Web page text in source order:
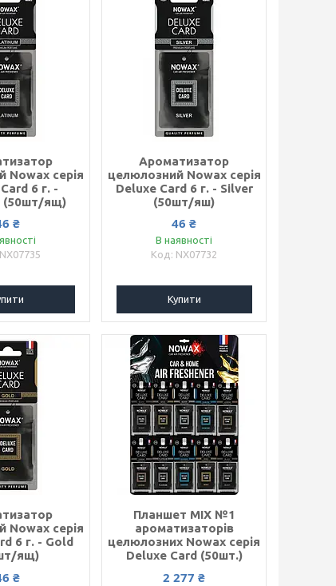
Nowax серія
6 г. -
(50шт/ящ)
₴
NX07735
Ароматизатор
целюлозний Nowax серія
Deluxe Card 6 г. - Silver
(50шт/яш)
46 ₴
В наявності
NX07732
Купити
Nowax серія
6 г. - Gold
ящ)
₴
Планшет MIX №1
ароматизаторів
целюлозних Nowax серія
Deluxe Card (50шт.)
2 277 ₴